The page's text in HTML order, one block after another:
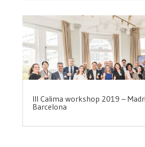
III Calima workshop 2019 –
Barcelona